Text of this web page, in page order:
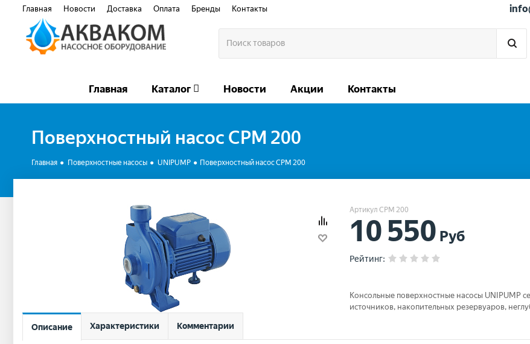
Главная Новости Доставка Оплата Бренды Контакты
Главная Каталог Новости Акции Контакты
Поверхностный насос CPM 200
Главная Поверхностные насосы UNIPUMP Поверхностный насос CPM 200
Артикул CPM 200
10 550 Руб
Рейтинг:
Консольные поверхностные насосы UNIPUMP
источников, накопительных резервуаров,
Описание Характеристики Комментарии